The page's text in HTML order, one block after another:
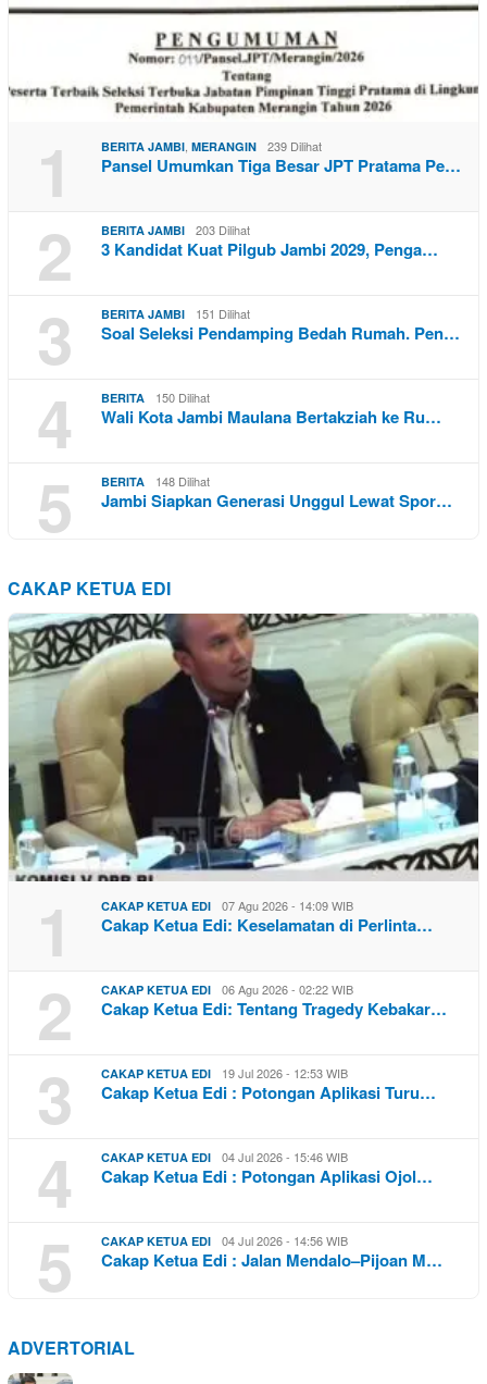
1 BERITA JAMBI MERANGIN 239 Dilihat
Pansel Umumkan Tiga Besar JPT Pratama Pe…
2 BERITA JAMBI 203 Dilihat
3 Kandidat Kuat Pilgub Jambi 2029, Penga…
3 BERITA JAMBI 151 Dilihat
Soal Seleksi Pendamping Bedah Rumah. Pen…
4 BERITA 150 Dilihat
Wali Kota Jambi Maulana Bertakziah ke Ru…
5 BERITA 148 Dilihat
Jambi Siapkan Generasi Unggul Lewat Spor…
CAKAP KETUA EDI
1 CAKAP KETUA EDI 07 Agu 2026 - 14:09 WIB
Cakap Ketua Edi: Keselamatan di Perlinta…
2 CAKAP KETUA EDI 06 Agu 2026 - 02:22 WIB
Cakap Ketua Edi: Tentang Tragedy Kebakar…
3 CAKAP KETUA EDI 19 Jul 2026 - 12:53 WIB
Cakap Ketua Edi : Potongan Aplikasi Turu…
4 CAKAP KETUA EDI 04 Jul 2026 - 15:46 WIB
Cakap Ketua Edi : Potongan Aplikasi Ojol…
5 CAKAP KETUA EDI 04 Jul 2026 - 14:56 WIB
Cakap Ketua Edi : Jalan Mendalo–Pijoan M…
ADVERTORIAL